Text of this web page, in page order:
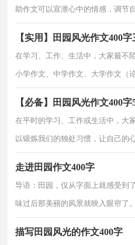
助作文可以宣泄心中的情感，调节
【实用】田园风光作文400字
在学习、工作、生活中，大家最不
小学作文、中学作文、大学作文（
【必备】田园风光作文400字
在平时的学习、工作或生活中，大
以锻炼我们的独处习惯，让自己的
400字5篇，仅供参考
走进田园作文400字
导语：田园，仅从字面上就感受到
味过后那美丽的风景就映入眼帘了
农家乐去钩鱼。。我
描写田园风光的作文400字